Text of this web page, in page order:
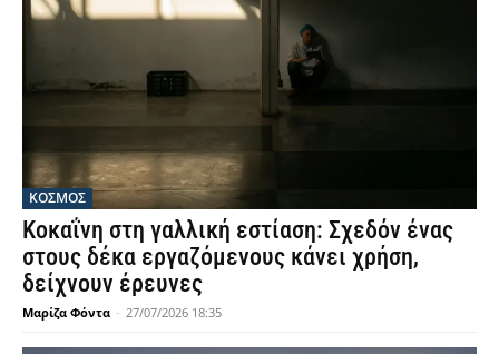
ΚΟΣΜΟΣ
Κοκαΐνη στη γαλλική εστίαση: Σχεδόν ένας
στους δέκα εργαζόμενους κάνει χρήση,
δείχνουν έρευνες
Μαρίζα Φόντα - 27/07/2026 18:35